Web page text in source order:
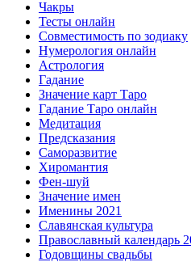
Чакры
Тесты онлайн
Совместимость по зодиаку
Нумерология онлайн
Астрология
Гадание
Значение карт Таро
Гадание Таро онлайн
Медитация
Предсказания
Саморазвитие
Хиромантия
Фен-шуй
Значение имен
Именины 2021
Славянская культура
Православный календарь
Годовщины свадьбы